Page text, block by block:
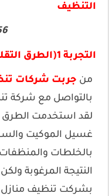
التنظيف
التجربة 1(الطرق التقليدية غير مجدية)
من جربت شركات
بالتواصل مع شركة
لقد استخدمت الطرق
غسيل الموكيت
بالخلطات
النتيجة المرغوبة
بشركت تنظيف منازل